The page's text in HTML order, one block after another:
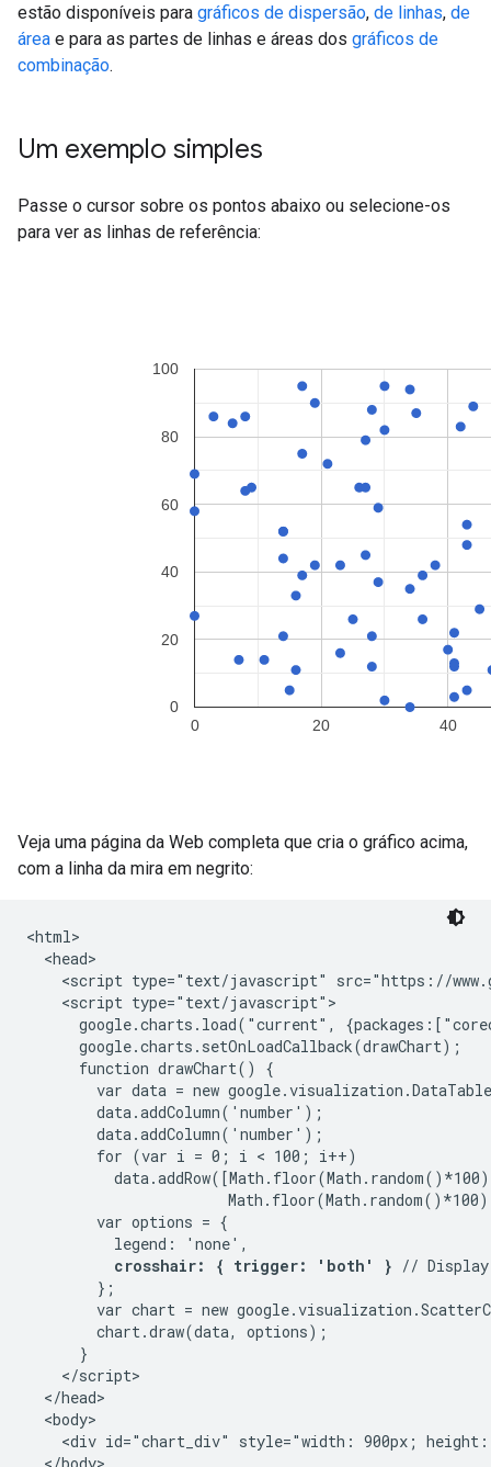
estão disponíveis para gráficos de dispersão, de linhas, de
área e para as partes de linhas e áreas dos gráficos de
combinação.
Um exemplo simples
Passe o cursor sobre os pontos abaixo ou selecione-os
para ver as linhas de referência:
Veja uma página da Web completa que cria o gráfico acima,
com a linha da mira em negrito:
<html>
  <head>
<script type="text/javascript" src="https://
    <script type="text/javascript">
google.charts.load("current",
      google.charts.setOnLoadCallback(drawChart);
      function drawChart() {
var data = new
        data.addColumn('number');
        data.addColumn('number');
        for (var i = 0; i < 100; i++)
        var options = {
          legend: 'none',
crosshair: { trigger: 'both' } // Display
        };
var chart = new
        chart.draw(data, options);
      }
    </script>
  </head>
  <body>
<div id="chart_div" style="width: 900px;
  </body>